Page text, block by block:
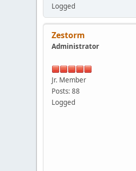
Logged
Zestorm
Administrator
Jr. Member
Posts: 88
Logged